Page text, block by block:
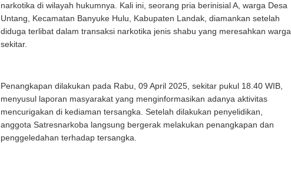
narkotika di wilayah hukumnya. Kali ini, seorang pria berinisial A, warga Desa
Untang, Kecamatan Banyuke Hulu, Kabupaten Landak, diamankan setelah
diduga terlibat dalam transaksi narkotika jenis shabu yang meresahkan warga
sekitar.
Penangkapan dilakukan pada Rabu, 09 April 2025, sekitar pukul 18.40 WIB,
menyusul laporan masyarakat yang menginformasikan adanya aktivitas
mencurigakan di kediaman tersangka. Setelah dilakukan penyelidikan,
anggota Satresnarkoba langsung bergerak melakukan penangkapan dan
penggeledahan terhadap tersangka.